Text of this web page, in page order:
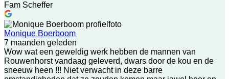
Fam Scheffer
Monique Boerboom
7 maanden geleden
Wow wat een geweldig werk hebben de mannen van
Rouwenhorst vandaag geleverd, dwars door de kou en de
sneeuw heen !!! Niet verwacht in deze barre